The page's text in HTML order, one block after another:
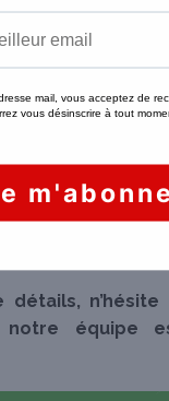
sécurité,
saura vous
Pensez
gagner un
de conclure
détails,
notre équipe